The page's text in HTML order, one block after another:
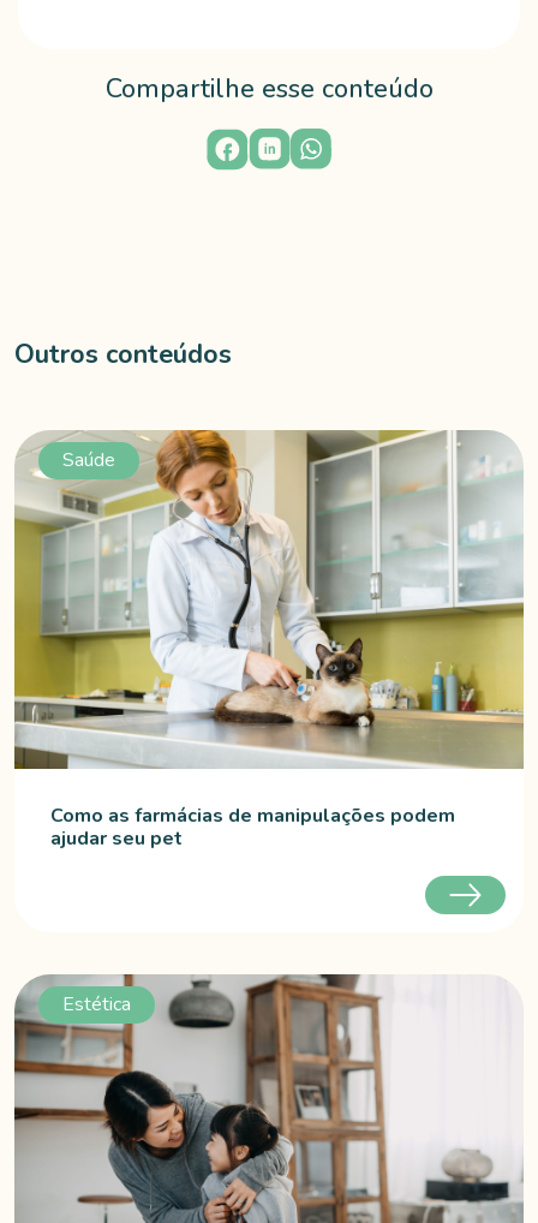
Compartilhe esse conteúdo
Outros conteúdos
Saúde
Como as farmácias de manipulações podem
ajudar seu pet
Estética